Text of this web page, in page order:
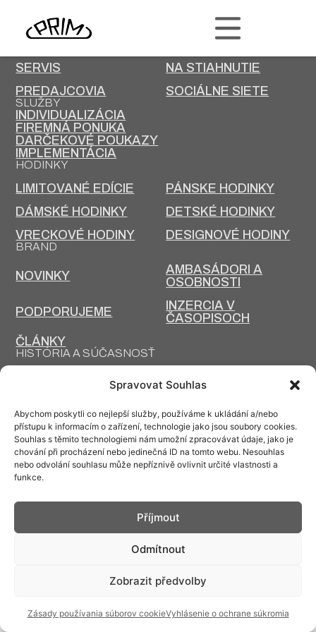
Spravovat Souhlas
Abychom poskytli co nejlepší služby, používáme k ukládání a/nebo
přístupu k informacím o zařízení, technologie jako jsou soubory cookies.
Souhlas s těmito technologiemi nám umožní zpracovávat údaje, jako je
chování při procházení nebo jedinečná ID na tomto webu. Nesouhlas
nebo odvolání souhlasu může nepříznivě ovlivnit určité vlastnosti a
funkce.
Příjmout
Odmítnout
Zobrazit předvolby
Zásady používania súborov cookieVyhlásenie o ochrane súkromia
PRIM
KARIÉRA
SERVIS
NA STIAHNUTIE
PREDAJCOVIA
SOCIÁLNE SIETE
SLUŽBY
INDIVIDUALIZÁCIA
FIREMNÁ PONUKA
DARČEKOVÉ POUKAZY
IMPLEMENTÁCIA
HODINKY
LIMITOVANÉ EDÍCIE
PÁNSKE HODINKY
DÁMSKÉ HODINKY
DETSKÉ HODINKY
VRECKOVÉ HODINY
DESIGNOVÉ HODINY
BRAND
NOVINKY
AMBASÁDORI A
OSOBNOSTI
PODPORUJEME
INZERCIA V
ČASOPISOCH
ČLÁNKY
HISTÓRIA A SÚČASNOSŤ
TECHNOLÓGIE
© PRIM2026